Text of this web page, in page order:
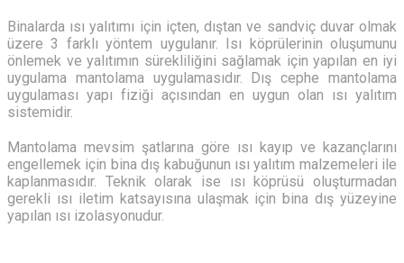
Binalarda ısı yalıtımı için içten, dıştan ve sandviç duvar olmak
üzere 3 farklı yöntem uygulanır. Isı köprülerinin oluşumunu
önlemek ve yalıtımın sürekliliğini sağlamak için yapılan en iyi
uygulama mantolama uygulamasıdır. Dış cephe mantolama
uygulaması yapı fiziği açısından en uygun olan ısı yalıtım
sistemidir.
Mantolama mevsim şatlarına göre ısı kayıp ve kazançlarını
engellemek için bina dış kabuğunun ısı yalıtım malzemeleri ile
kaplanmasıdır. Teknik olarak ise ısı köprüsü oluşturmadan
gerekli ısı iletim katsayısına ulaşmak için bina dış yüzeyine
yapılan ısı izolasyonudur.